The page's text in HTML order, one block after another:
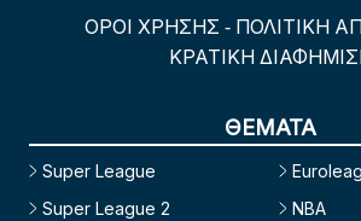
ΟΡΟΙ ΧΡΗΣΗΣ - ΠΟΛΙΤΙΚΗ
ΚΡΑΤΙΚΗ
ΘΕΜΑΤΑ
Super League
Super League 2
NBA